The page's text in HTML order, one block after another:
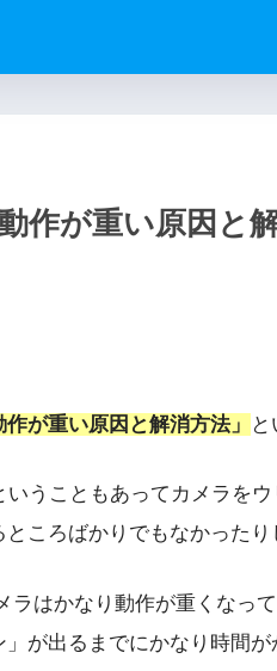
作が重い原因と
が重い原因と解消方法」
うこともあってカメラを
ころばかりでもなかったり
ラはかなり動作が重くなっ
が出るまでにかなり時間が